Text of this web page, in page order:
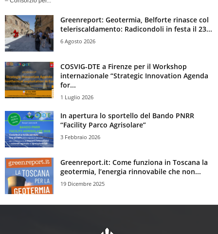
Greenreport: Geotermia, Belforte rinasce col
teleriscaldamento: Radicondoli in festa il 23...
6 Agosto 2026
COSVIG-DTE a Firenze per il Workshop
internazionale “Strategic Innovation Agenda
for...
1 Luglio 2026
In apertura lo sportello del Bando PNRR
“Facility Parco Agrisolare”
3 Febbraio 2026
Greenreport.it: Come funziona in Toscana la
geotermia, l’energia rinnovabile che non...
19 Dicembre 2025